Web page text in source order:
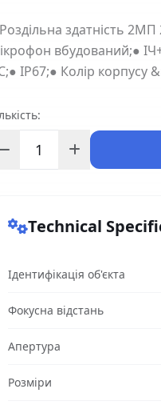
здатність
вбудований;●
IP67;● Колір корпусу
Technical
Ідентифікація об'єкта
Фокусна відстань
Апертура
Розміри